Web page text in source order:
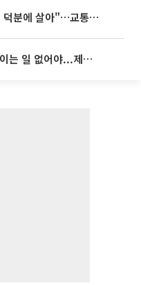
'굿 윌 헌팅' 배우 "기아 EV2 덕분에 살아"…교통사고 후 안전성 극찬
李대통령 “청년이 결혼 망설이는 일 없어야...제도상 불이익 조사”